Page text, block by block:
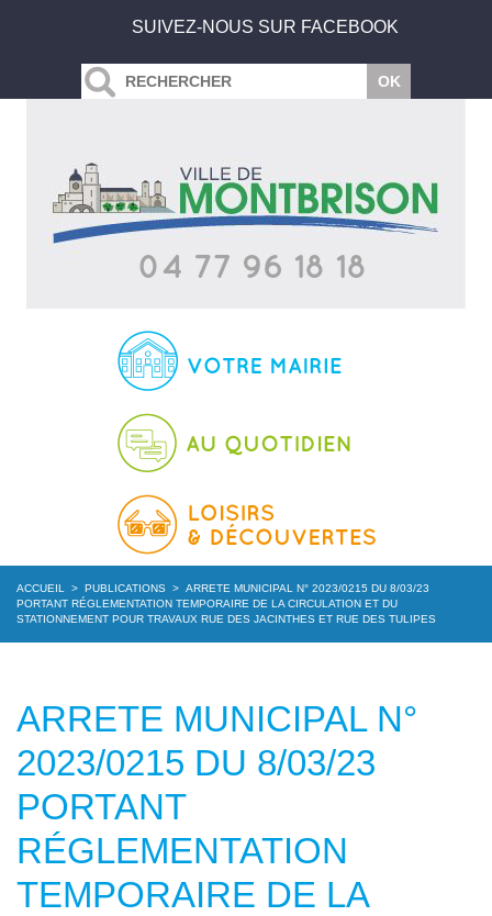
SUIVEZ-NOUS SUR FACEBOOK
ACCUEIL > PUBLICATIONS > ARRETE MUNICIPAL N° 2023/0215 DU 8/03/23
PORTANT RÉGLEMENTATION TEMPORAIRE DE LA CIRCULATION ET DU
STATIONNEMENT POUR TRAVAUX RUE DES JACINTHES ET RUE DES TULIPES
ARRETE MUNICIPAL N°
2023/0215 DU 8/03/23
PORTANT
RÉGLEMENTATION
TEMPORAIRE DE LA